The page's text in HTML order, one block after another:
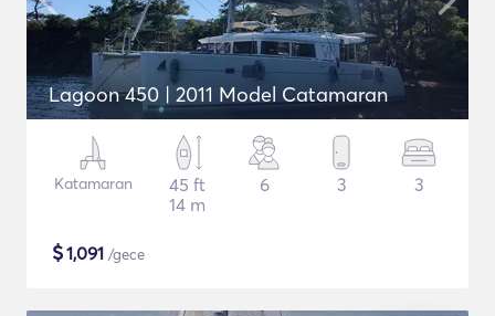
Lagoon 450 | 2011 Model Catamaran
Katamaran
45 ft
14 m
6 3 3
$1,091 /gece